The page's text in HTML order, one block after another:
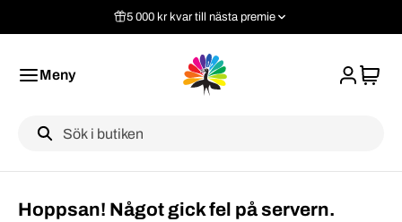
5 000 kr kvar till nästa premie
Meny
Label
Hoppsan! Något gick fel på servern.